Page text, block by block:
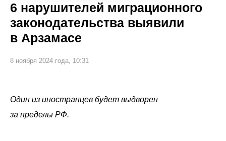
6 нарушителей миграционного
законодательства выявили
в Арзамасе
8 ноября 2024 года, 10:31
Один из иностранцев будет выдворен
за пределы РФ.